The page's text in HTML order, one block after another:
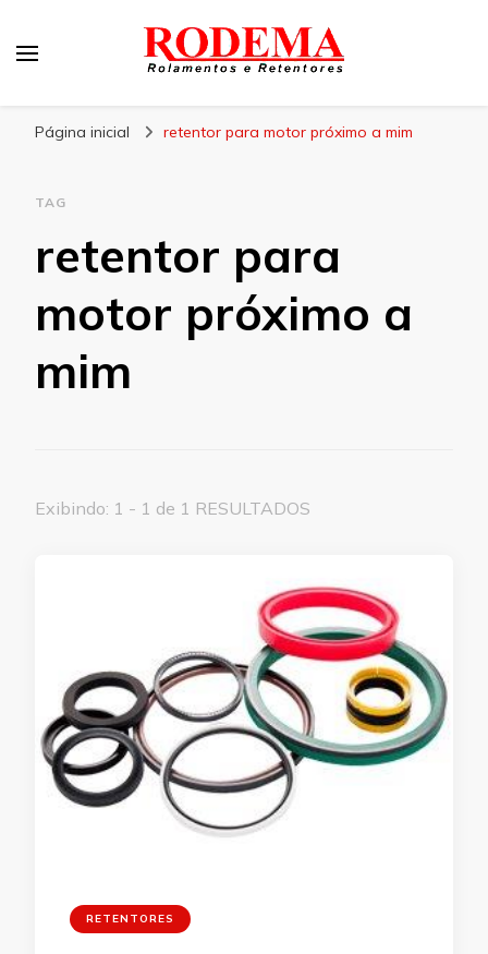
Página inicial retentor para motor próximo a mim
TAG
retentor para
motor próximo a
mim
Exibindo: 1 - 1 de 1 RESULTADOS
RETENTORES